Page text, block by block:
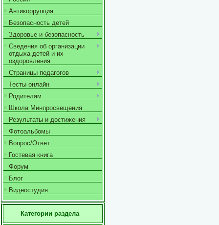
Антикоррупция
Безопасность детей
Здоровье и безопасность
Сведения об организации
отдыха детей и их
оздоровления
Страницы педагогов
Тесты онлайн
Родителям
Школа Минпросвещения
Результаты и достижения
Фотоальбомы
Вопрос/Ответ
Гостевая книга
Форум
Блог
Видеостудия
Категории раздела